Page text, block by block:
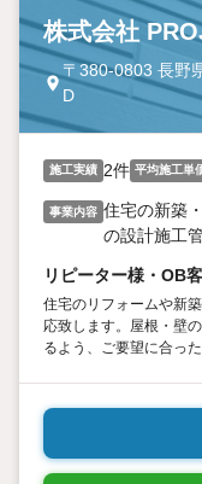
株式会社
〒380-0803 長野
D
施工実績 2件 平均施工単
事業内容 住宅の新築
の設計施工
リピーター様・OB
住宅のリフォームや新
応致します。屋根・壁
るよう、ご要望に合っ